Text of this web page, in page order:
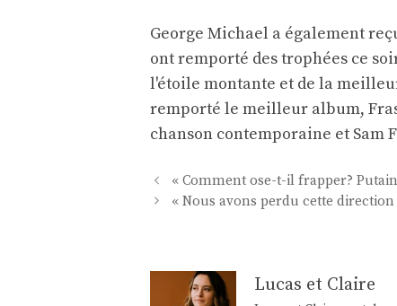
George Michael a également
ont remporté des trophées ce
l'étoile montante et de la
remporté le meilleur album,
chanson contemporaine et Sam
Navigation
des
« Comment ose-t-il frapper?
« Nous avons perdu cette
Lucas et Claire